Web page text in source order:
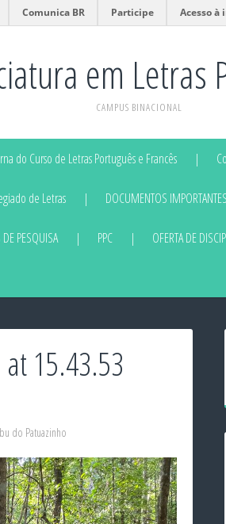
Comunica BR Participe Acesso à
em Letras
CAMPUS BINACIONAL
do Curso de Letras Português e Francês
de Letras DOCUMENTOS IMPORTANTES
DE PESQUISA PPC OFERTA DE
15.43.53
do Patuazinho